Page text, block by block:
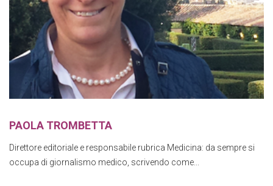
PAOLA TROMBETTA
Direttore editoriale e responsabile rubrica Medicina: da sempre si
occupa di giornalismo medico, scrivendo come...